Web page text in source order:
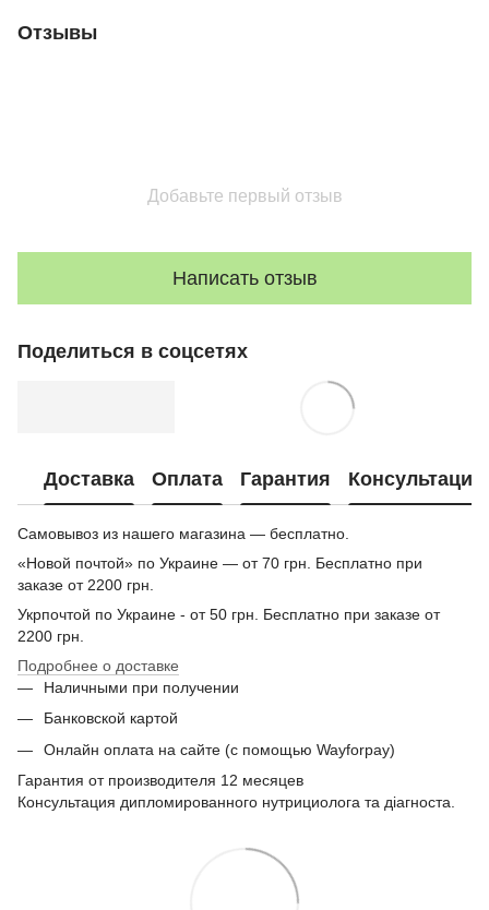
Отзывы
Добавьте первый отзыв
Написать отзыв
Поделиться в соцсетях
Доставка Оплата Гарантия Консультация
Самовывоз из нашего магазина — бесплатно.
«Новой почтой» по Украине — от 70 грн. Бесплатно при
заказе от 2200 грн.
Укрпочтой по Украине - от 50 грн. Бесплатно при заказе от
2200 грн.
Подробнее о доставке
Наличными при получении
Банковской картой
Онлайн оплата на сайте (с помощью Wayforpay)
Гарантия от производителя 12 месяцев
Консультация дипломированного нутрициолога та діагноста.